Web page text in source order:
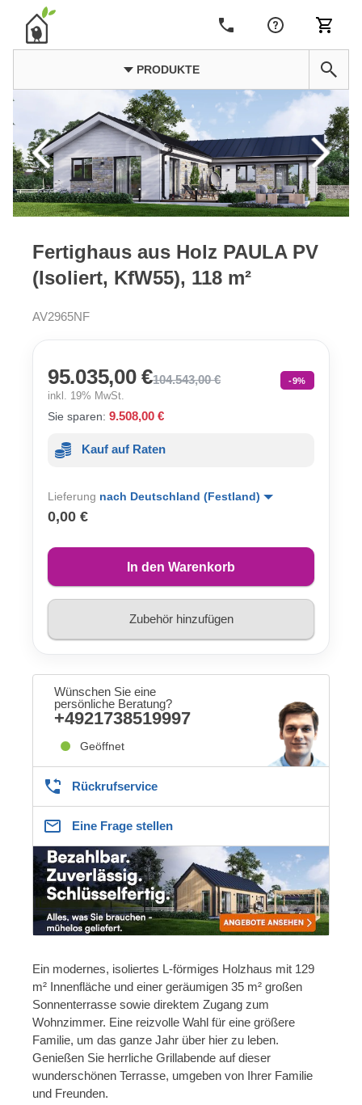
PRODUKTE
Fertighaus aus Holz PAULA PV
(Isoliert, KfW55), 118 m²
AV2965NF
95.035,00 €104.543,00 € -9%
inkl. 19% MwSt.
Sie sparen: 9.508,00 €
Kauf auf Raten
Lieferung nach Deutschland (Festland)
0,00 €
In den Warenkorb
Zubehör hinzufügen
Wünschen Sie eine
persönliche Beratung?
+4921738519997
Geöffnet
Rückrufservice
Eine Frage stellen
Ein modernes, isoliertes L-förmiges Holzhaus mit 129
m² Innenfläche und einer geräumigen 35 m² großen
Sonnenterrasse sowie direktem Zugang zum
Wohnzimmer. Eine reizvolle Wahl für eine größere
Familie, um das ganze Jahr über hier zu leben.
Genießen Sie herrliche Grillabende auf dieser
wunderschönen Terrasse, umgeben von Ihrer Familie
und Freunden.